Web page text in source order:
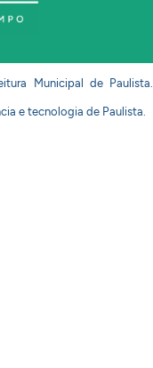
Municipal de Paulista.
e tecnologia de Paulista.